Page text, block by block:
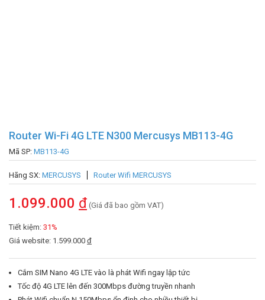
Router Wi-Fi 4G LTE N300 Mercusys MB113-4G
Mã SP: MB113-4G
Hãng SX: MERCUSYS Router Wifi MERCUSYS
1.099.000 đ (Giá đã bao gồm VAT)
Tiết kiệm: 31%
Giá website: 1.599.000 đ
Cắm SIM Nano 4G LTE vào là phát Wifi ngay lập tức
Tốc độ 4G LTE lên đến 300Mbps đường truyền nhanh